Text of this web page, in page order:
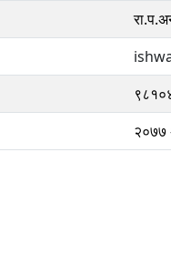
२०७७